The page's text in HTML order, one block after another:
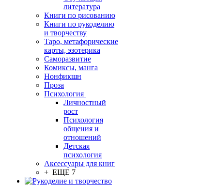
литература
Книги по рисованию
Книги по рукоделию
и творчеству
Таро, метафорические
карты, эзотерика
Саморазвитие
Комиксы, манга
Нонфикшн
Проза
Психология
Личностный
рост
Психология
общения и
отношений
Детская
психология
Аксессуары для книг
+ ЕЩЕ 7